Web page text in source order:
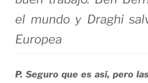
el mundo y Draghi
Europea
P. Seguro que es así, pero